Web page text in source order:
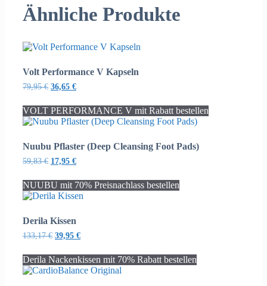
Ähnliche Produkte
Volt Performance V Kapseln
79,95€ Ursprünglicher
war:
79,95 €
36,65 €Aktueller
ist:
36,65 €.
VOLT PERFORMANCE V mit Rabatt bestellen
Nuubu Pflaster (Deep Cleansing Foot Pads)
59,83€ Ursprünglicher
war:
59,83 €
17,95 €Aktueller
ist:
17,95 €.
NUUBU mit 70% Preisnachlass bestellen
Derila Kissen
133,17€ Ursprünglicher
war:
133,17 €
39,95 €Aktueller
ist:
39,95 €.
Derila Nackenkissen mit 70% Rabatt bestellen